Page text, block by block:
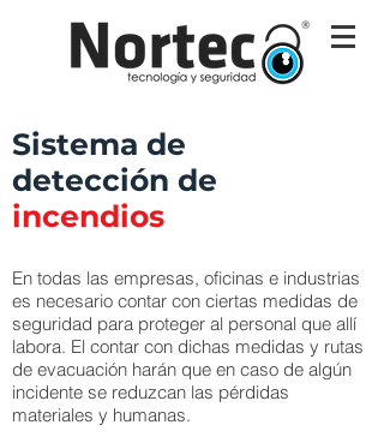
Sistema de
detección de
incendios
En todas las empresas, oficinas e industrias
es necesario contar con ciertas medidas de
seguridad para proteger al personal que allí
labora. El contar con dichas medidas y rutas
de evacuación harán que en caso de algún
incidente se reduzcan las pérdidas
materiales y humanas.